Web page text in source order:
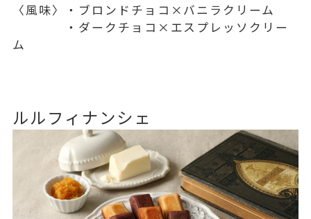
〈風味〉・ブロンドチョコ×バニラクリーム
・ダークチョコ×エスプレッソクリー
ム
ルルフィナンシェ